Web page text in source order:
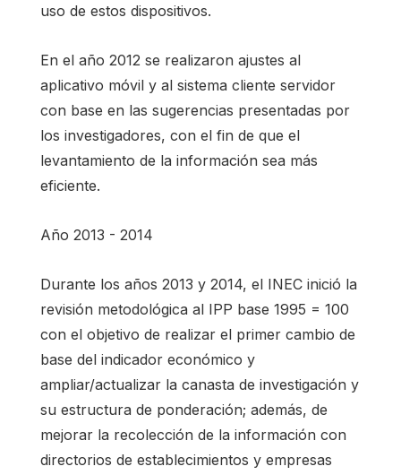
uso de estos dispositivos.
En el año 2012 se realizaron ajustes al
aplicativo móvil y al sistema cliente servidor
con base en las sugerencias presentadas por
los investigadores, con el fin de que el
levantamiento de la información sea más
eficiente.
Año 2013 - 2014
Durante los años 2013 y 2014, el INEC inició la
revisión metodológica al IPP base 1995 = 100
con el objetivo de realizar el primer cambio de
base del indicador económico y
ampliar/actualizar la canasta de investigación y
su estructura de ponderación; además, de
mejorar la recolección de la información con
directorios de establecimientos y empresas